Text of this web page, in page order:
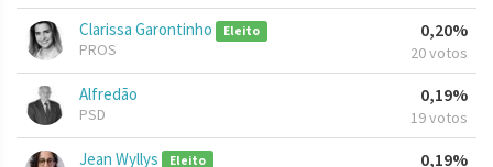
Clarissa Garontinho Eleito
PROS
0,20%
20 votos
Alfredão
PSD
0,19%
19 votos
Jean Wyllys Eleito 0,19%